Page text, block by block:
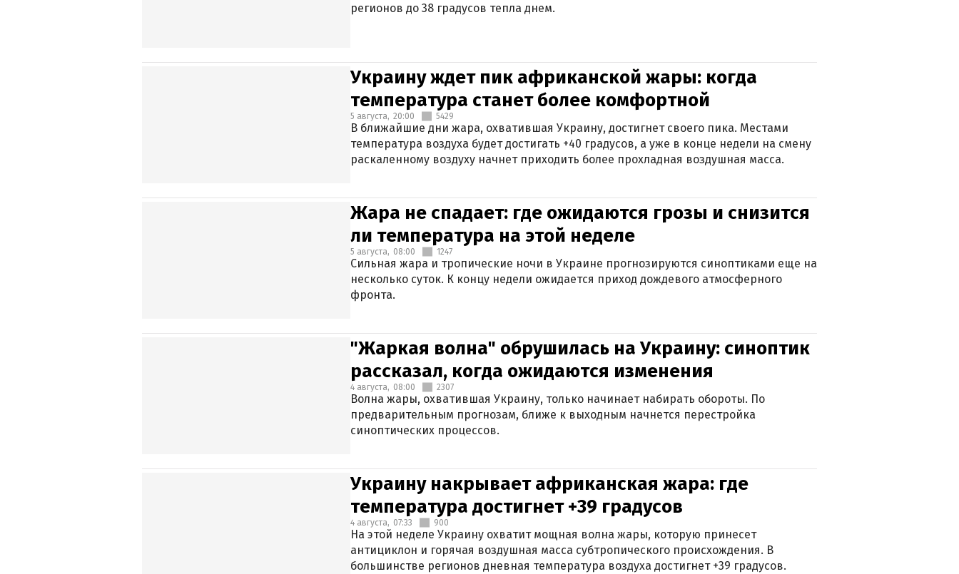
регионов до 38 градусов тепла днем.
Украину ждет пик африканской жары: когда
температура станет более комфортной
5 августа, 20:00 5429
В ближайшие дни жара, охватившая Украину, достигнет своего пика. Местами
температура воздуха будет достигать +40 градусов, а уже в конце недели на смену
раскаленному воздуху начнет приходить более прохладная воздушная масса.
Жара не спадает: где ожидаются грозы и снизится
ли температура на этой неделе
5 августа, 08:00 1247
Сильная жара и тропические ночи в Украине прогнозируются синоптиками еще на
несколько суток. К концу недели ожидается приход дождевого атмосферного
фронта.
"Жаркая волна" обрушилась на Украину: синоптик
рассказал, когда ожидаются изменения
4 августа, 08:00 2307
Волна жары, охватившая Украину, только начинает набирать обороты. По
предварительным прогнозам, ближе к выходным начнется перестройка
синоптических процессов.
Украину накрывает африканская жара: где
температура достигнет +39 градусов
4 августа, 07:33 900
На этой неделе Украину охватит мощная волна жары, которую принесет
антициклон и горячая воздушная масса субтропического происхождения. В
большинстве регионов дневная температура воздуха достигнет +39 градусов.